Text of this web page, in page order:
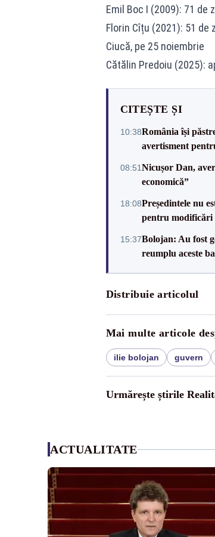
Emil Boc I (2009): 71
Florin Cîțu (2021): 51
Ciucă, pe 25 noiembrie
Cătălin Predoiu (2025):
CITEȘTE ȘI
10:38România își
avertisment
08:51Nicușor Dan,
economică”
18:08Președintele nu
pentru modificări
15:37Bolojan: Au fost
reumplu aceste
Distribuie articolul
Mai multe articole
ilie bolojan guvern
Urmărește știrile
ACTUALITATE